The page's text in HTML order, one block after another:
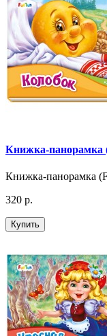
Книжка-панорамка
Книжка-панорамка
320 р.
Купить